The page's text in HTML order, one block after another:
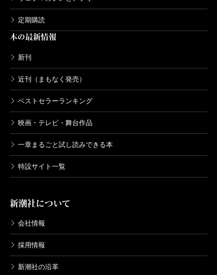
定期購読
本の最新情報
新刊
近刊（まもなく発売）
ベストセラーランキング
映画・テレビ・舞台作品
一章まるごと試し読みできる本
特設サイト一覧
新潮社について
会社情報
採用情報
新潮社の沿革